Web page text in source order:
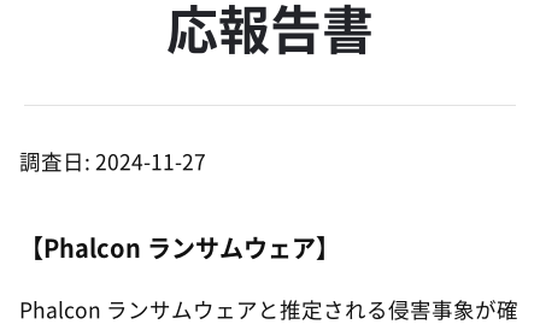
応報告書
調査日: 2024-11-27
【Phalcon ランサムウェア】
Phalcon ランサムウェアと推定される侵害事象が確